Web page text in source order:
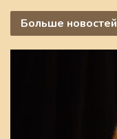
Больше новостей